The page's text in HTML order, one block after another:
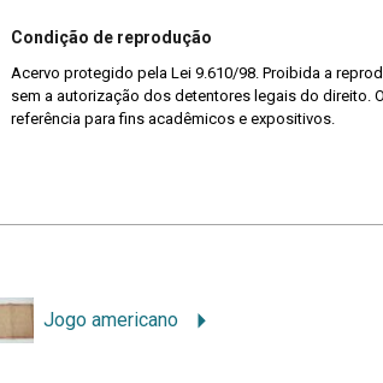
Condição de reprodução
Acervo protegido pela Lei 9.610/98. Proibida a
sem a autorização dos detentores legais do direito.
referência para fins acadêmicos e expositivos.
Jogo americano